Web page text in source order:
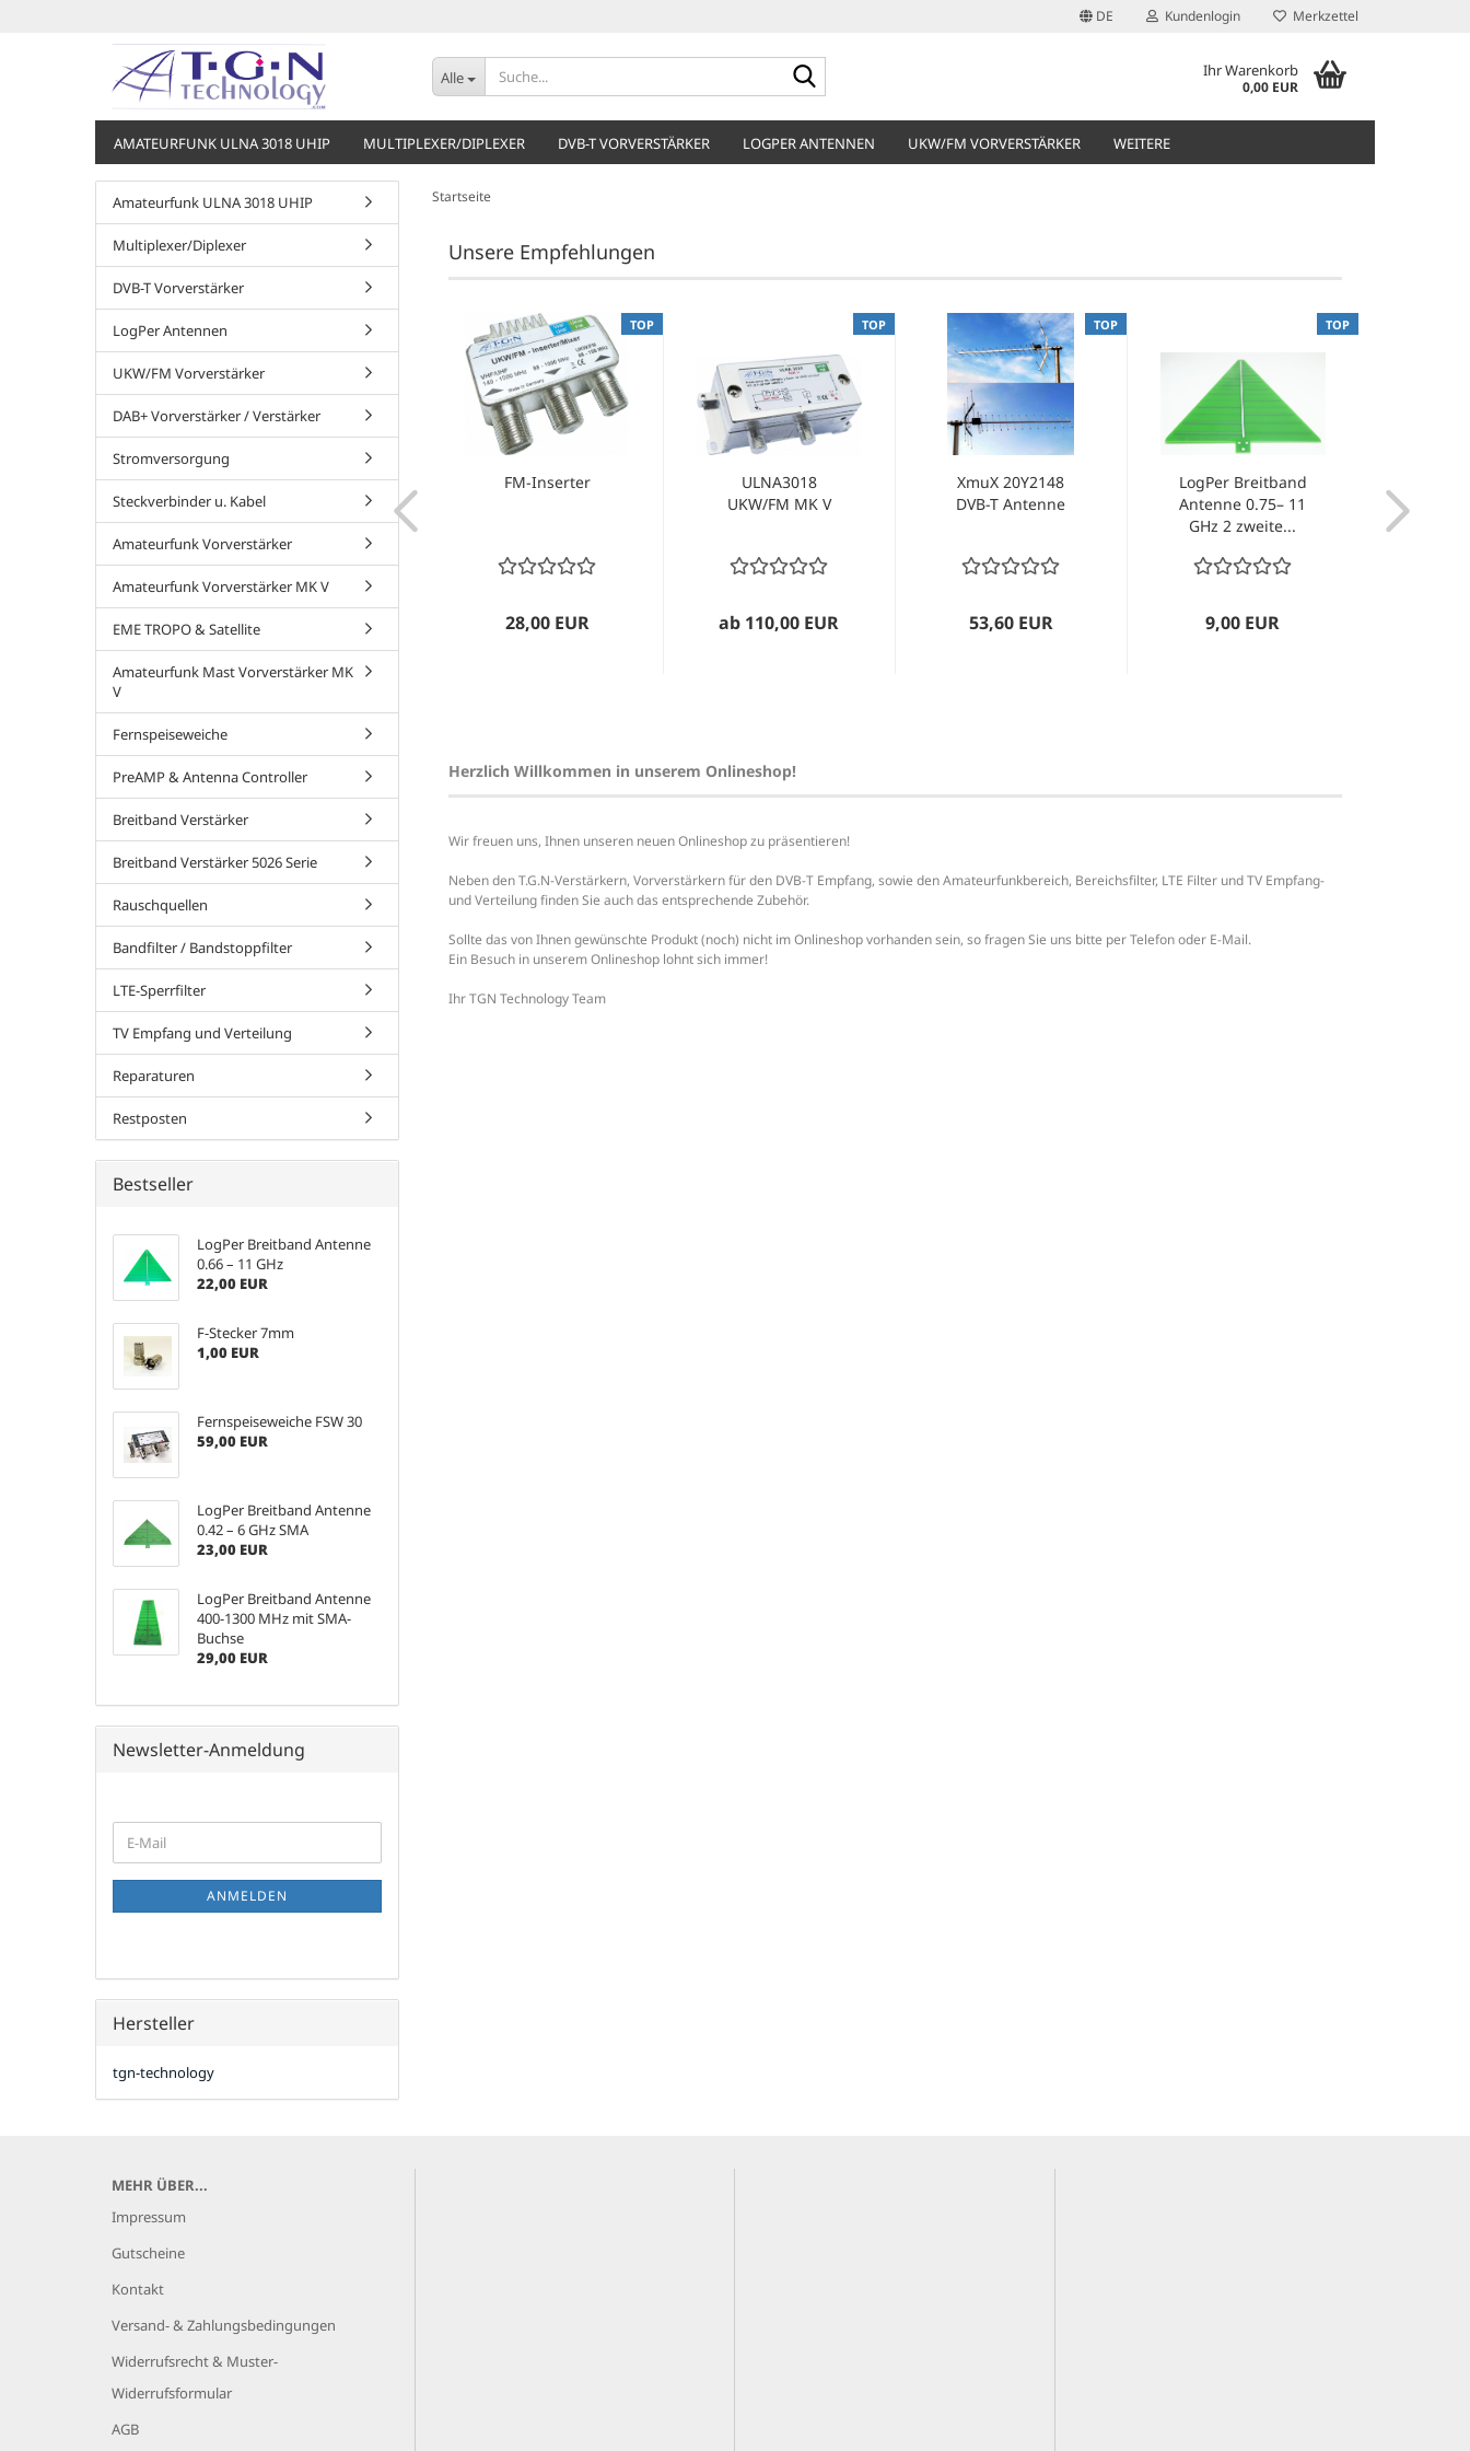
DE Kundenlogin Merkzettel
Alle Ihr Warenkorb
0,00 EUR
AMATEURFUNK ULNA 3018 UHIP MULTIPLEXER/DIPLEXER DVB-T VORVERSTÄRKER LOGPER ANTENNEN UKW/FM VORVERSTÄRKER WEITERE
Startseite
Unsere Empfehlungen
TOP
SULNA3022 70cm
Verstärker
181,00 EUR
SULNA3018
Ultimate 70cm
Verstärker
TOP
FM-Inserter
28,00 EUR
TOP
ULNA3018
UKW/FM MK V
ab 110,00 EUR
TOP
XmuX 20Y2148
DVB-T Antenne
53,60 EUR
TOP
LogPer Breitband
Antenne 0.75– 11
GHz 2 zweite...
9,00 EUR
Herzlich Willkommen in unserem Onlineshop!
Wir freuen uns, Ihnen unseren neuen Onlineshop zu präsentieren!
Neben den T.G.N-Verstärkern, Vorverstärkern für den DVB-T Empfang, sowie den Amateurfunkbereich, Bereichsfilter, LTE Filter und TV Empfang-
und Verteilung finden Sie auch das entsprechende Zubehör.
Sollte das von Ihnen gewünschte Produkt (noch) nicht im Onlineshop vorhanden sein, so fragen Sie uns bitte per Telefon oder E-Mail.
Ein Besuch in unserem Onlineshop lohnt sich immer!
Ihr TGN Technology Team
Amateurfunk ULNA 3018 UHIP
Multiplexer/Diplexer
DVB-T Vorverstärker
LogPer Antennen
UKW/FM Vorverstärker
DAB+ Vorverstärker / Verstärker
Stromversorgung
Steckverbinder u. Kabel
Amateurfunk Vorverstärker
Amateurfunk Vorverstärker MK V
EME TROPO & Satellite
Amateurfunk Mast Vorverstärker MK
V
Fernspeiseweiche
PreAMP & Antenna Controller
Breitband Verstärker
Breitband Verstärker 5026 Serie
Rauschquellen
Bandfilter / Bandstoppfilter
LTE-Sperrfilter
TV Empfang und Verteilung
Reparaturen
Restposten
Bestseller
LogPer Breitband Antenne
0.66 – 11 GHz
22,00 EUR
F-Stecker 7mm
1,00 EUR
Fernspeiseweiche FSW 30
59,00 EUR
LogPer Breitband Antenne
0.42 – 6 GHz SMA
23,00 EUR
LogPer Breitband Antenne
400-1300 MHz mit SMA-
Buchse
29,00 EUR
Newsletter-Anmeldung
ZUR
NEWSLETTER-
E-
Mail
ANMELDEN
Hersteller
tgn-technology
MEHR ÜBER...
Impressum
Gutscheine
Kontakt
Versand- & Zahlungsbedingungen
Widerrufsrecht & Muster-
Widerrufsformular
AGB